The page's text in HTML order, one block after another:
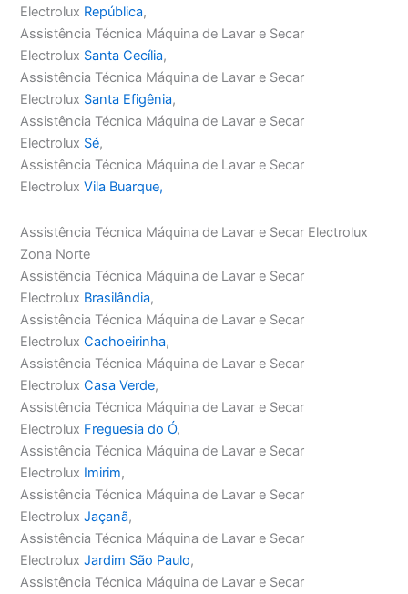
Electrolux República,
Assistência Técnica Máquina de Lavar e Secar
Electrolux Santa Cecília,
Assistência Técnica Máquina de Lavar e Secar
Electrolux Santa Efigênia,
Assistência Técnica Máquina de Lavar e Secar
Electrolux Sé,
Assistência Técnica Máquina de Lavar e Secar
ElectroluxVila Buarque,
Assistência Técnica Máquina de Lavar e Secar Electrolux
Zona Norte
Assistência Técnica Máquina de Lavar e Secar
Electrolux Brasilândia,
Assistência Técnica Máquina de Lavar e Secar
ElectroluxCachoeirinha,
Assistência Técnica Máquina de Lavar e Secar
ElectroluxCasa Verde,
Assistência Técnica Máquina de Lavar e Secar
Electrolux Freguesia do Ó,
Assistência Técnica Máquina de Lavar e Secar
Electrolux Imirim,
Assistência Técnica Máquina de Lavar e Secar
ElectroluxJaçanã,
Assistência Técnica Máquina de Lavar e Secar
ElectroluxJardim São Paulo,
Assistência Técnica Máquina de Lavar e Secar